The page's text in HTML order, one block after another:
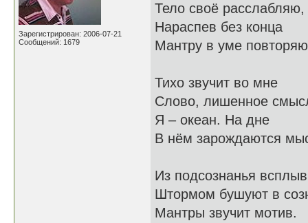
Зарегистрирован: 2006-07-21
Сообщений: 1679
Тело своё расслабляю,
Нараспев без конца
Мантру в уме
Тихо звучит во мне
Слово, лишенное
Я – океан. На дне
В нём зарождаются
Из подсознанья всплыв
Штормом бушуют в
Мантры звучит мотив.